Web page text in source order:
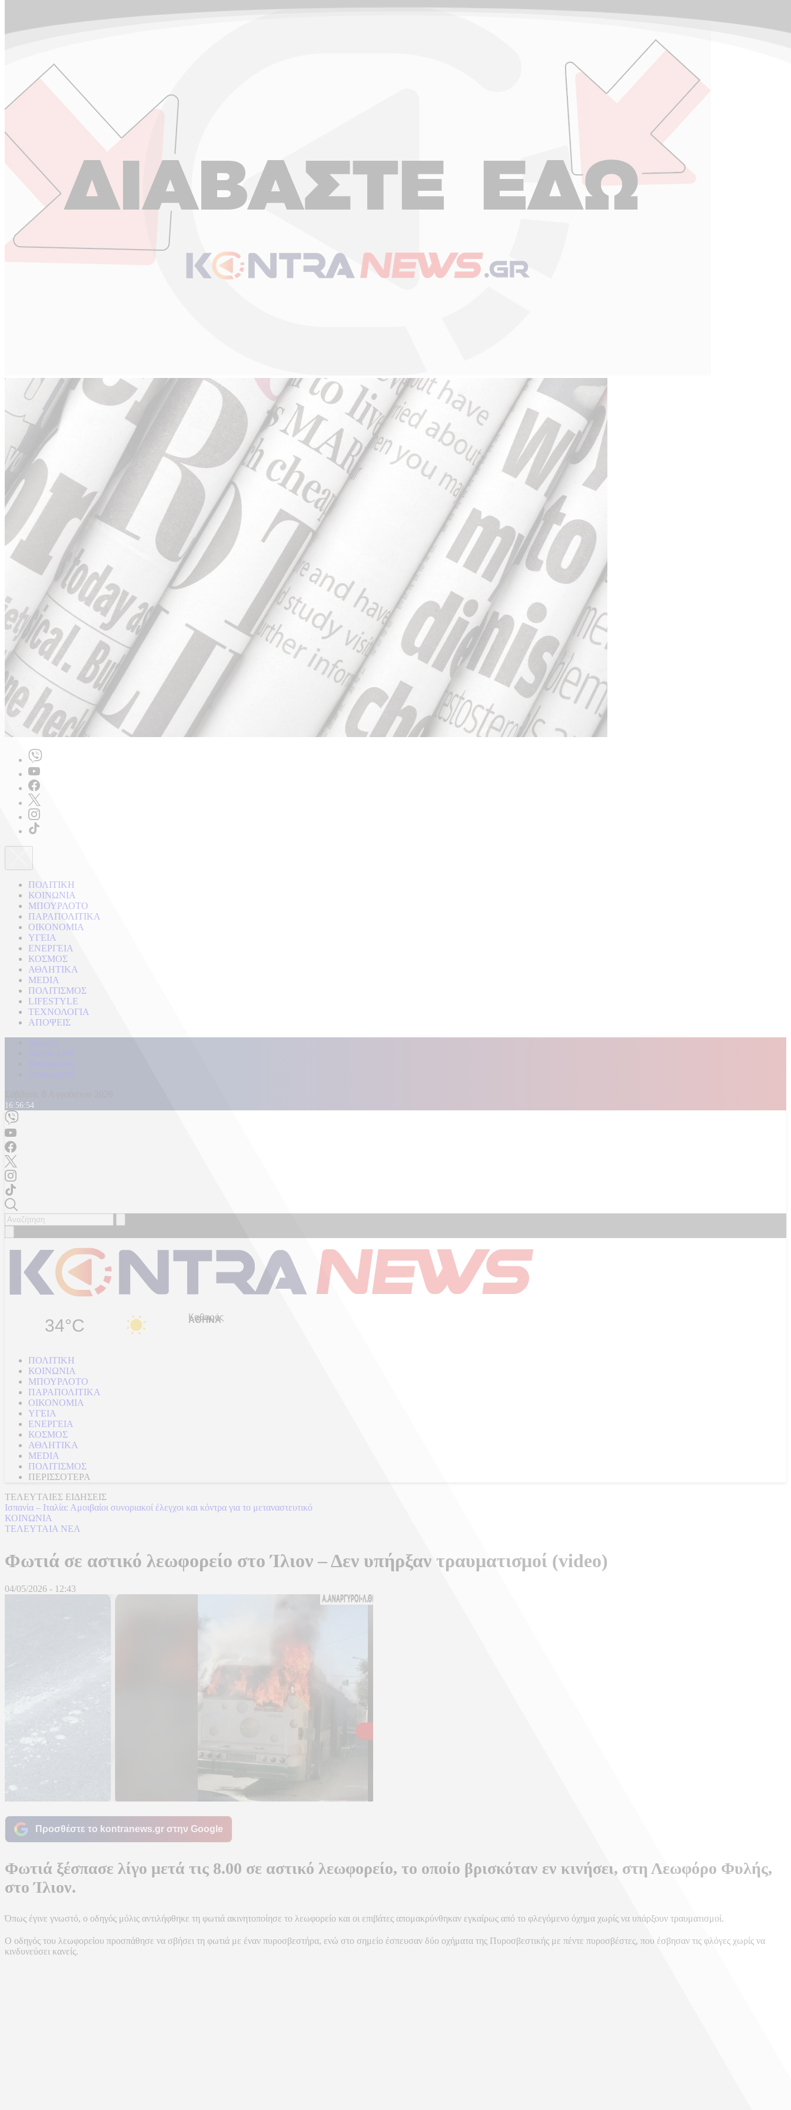
ΠΟΛΙΤΙΚΗ
ΚΟΙΝΩΝΙΑ
ΜΠΟΥΡΛΟΤΟ
ΠΑΡΑΠΟΛΙΤΙΚΑ
ΟΙΚΟΝΟΜΙΑ
ΥΓΕΙΑ
ΕΝΕΡΓΕΙΑ
ΚΟΣΜΟΣ
ΑΘΛΗΤΙΚΑ
MEDIA
ΠΟΛΙΤΙΣΜΟΣ
LIFESTYLE
ΤΕΧΝΟΛΟΓΙΑ
ΑΠΟΨΕΙΣ
Αρχική
Kontra Live
Καταγγελίες
Επικοινωνία
16:56:56
34°C Καθαρός
ΠΟΛΙΤΙΚΗ
ΚΟΙΝΩΝΙΑ
ΜΠΟΥΡΛΟΤΟ
ΠΑΡΑΠΟΛΙΤΙΚΑ
ΟΙΚΟΝΟΜΙΑ
ΥΓΕΙΑ
ΕΝΕΡΓΕΙΑ
ΚΟΣΜΟΣ
ΑΘΛΗΤΙΚΑ
MEDIA
ΠΟΛΙΤΙΣΜΟΣ
ΠΕΡΙΣΣΟΤΕΡΑ
ΤΕΛΕΥΤΑΙΕΣ ΕΙΔΗΣΕΙΣ
Ισπανία – Ιταλία: Αμοιβαίοι συνοριακοί έλεγχοι και κόντρα για το μεταναστευτικό
ΚΟΙΝΩΝΙΑ
ΤΕΛΕΥΤΑΙΑ ΝΕΑ
Φωτιά σε αστικό λεωφορείο στο Ίλιον – Δεν υπήρξαν τραυματισμοί (video)
04/05/2026 - 12:43
Προσθέστε το kontranews.gr στην Google
Φωτιά ξέσπασε λίγο μετά τις 8.00 σε αστικό λεωφορείο, το οποίο βρισκόταν εν κινήσει, στη Λεωφόρο Φυλής,
στο Ίλιον.
Όπως έγινε γνωστό, ο οδηγός μόλις αντιλήφθηκε τη φωτιά ακινητοποίησε το λεωφορείο και οι επιβάτες απομακρύνθηκαν εγκαίρως από το φλεγόμενο όχημα χωρίς να υπάρξουν τραυματισμοί.
Ο οδηγός του λεωφορείου προσπάθησε να σβήσει τη φωτιά με έναν πυροσβεστήρα, ενώ στο σημείο έσπευσαν δύο οχήματα της Πυροσβεστικής με πέντε πυροσβέστες, που έσβησαν τις φλόγες χωρίς να
κινδυνεύσει κανείς.